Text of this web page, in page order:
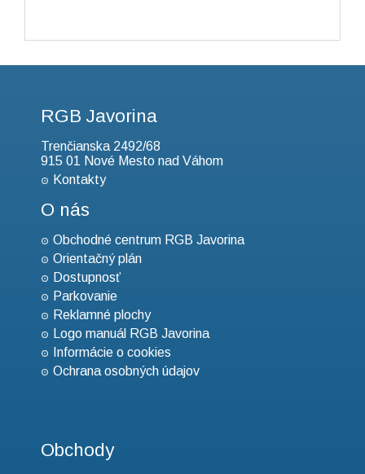
RGB Javorina
Trenčianska 2492/68
915 01 Nové Mesto nad Váhom
Kontakty
O nás
Obchodné centrum RGB Javorina
Orientačný plán
Dostupnosť
Parkovanie
Reklamné plochy
Logo manuál RGB Javorina
Informácie o cookies
Ochrana osobných údajov
Obchody